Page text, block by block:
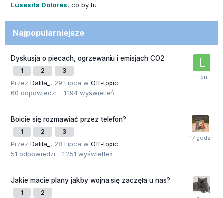
Lusesita Dolores co by tu
Najpopularniejsze
Dyskusja o piecach, ogrzewaniu i emisjach CO2
1 2 3
Przez Dalila_ , 29 Lipca w Off-topic
60 odpowiedzi 1 194 wyświetleń
Boicie się rozmawiać przez telefon?
1 2 3
Przez Dalila_ , 28 Lipca w Off-topic
51 odpowiedzi 1 251 wyświetleń
Jakie macie plany jakby wojna się zaczęła u nas?
1 2